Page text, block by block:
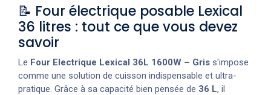
📝 Four électrique posable Lexical
36 litres : tout ce que vous devez
savoir
Le Four Electrique Lexical 36L 1600W – Gris s'impose
comme une solution de cuisson indispensable et ultra-
pratique. Grâce à sa capacité bien pensée de 36 L, il